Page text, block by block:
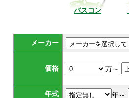
バスコン
メーカー
価格 万～
年式 年～